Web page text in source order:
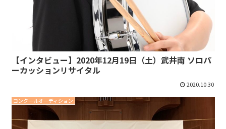
【インタビュー】2020年12月19日（土）武井南 ソロパ
ーカッションリサイタル
2020.10.30
コンクールオーディション